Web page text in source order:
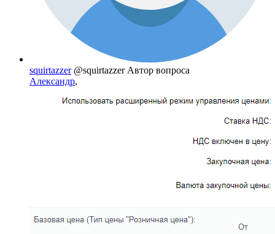
squirtazzer @squirtazzer Автор вопроса
Александр,